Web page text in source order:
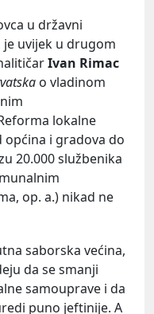
u državni
uvijek u drugom
Ivan Rimac
o vladinom
lokalne
općina i gradova do
20.000 službenika
op. a.) nikad ne
saborska većina,
da se smanji
samouprave i da
puno jeftinije. A